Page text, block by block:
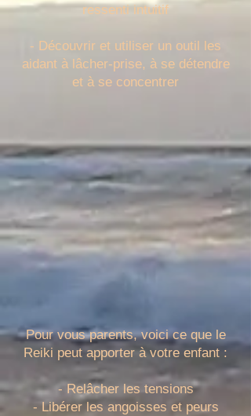
ressenti intuitif
- Découvrir et utiliser un outil les
aidant à lâcher-prise, à se détendre
et à se concentrer
Pour vous parents, voici ce que le
Reiki peut apporter à votre enfant :
- Relâcher les tensions
- Libérer les angoisses et peurs